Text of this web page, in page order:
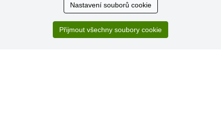
Super obchod, kvalitní zboží za slušné ceny. Vřele
Nastavení souborů cookie
Přijmout všechny soubory cookie